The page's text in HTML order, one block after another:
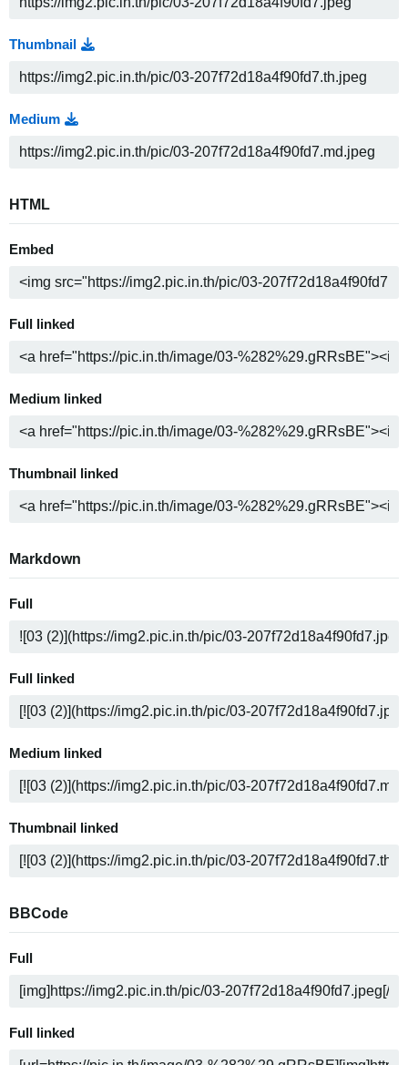
Thumbnail
Medium
HTML
Embed
Full linked
Medium linked
Thumbnail linked
Markdown
Full
Full linked
Medium linked
Thumbnail linked
BBCode
Full
Full linked